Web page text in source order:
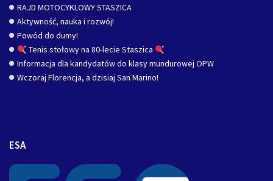
RAJD MOTOCYKLOWY STASZICA
Aktywność, nauka i rozwój!
Powód do dumy!
Tenis stołowy na 80-lecie Staszica
Informacja dla kandydatów do klasy mundurowej OPW
Wczoraj Florencja, a dzisiaj San Marino!
ESA